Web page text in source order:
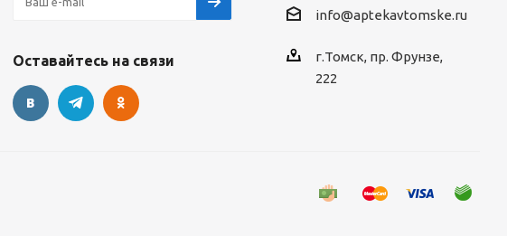
Оставайтесь на связи
info@aptekavtomske.ru
г.Томск, пр. Фрунзе,
222